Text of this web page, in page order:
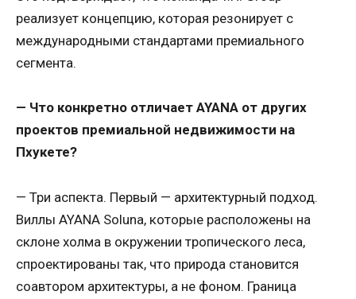
реализует концепцию, которая резонирует с
международными стандартами премиального
сегмента.
— Что конкретно отличает AYANA от других
проектов премиальной недвижимости на
Пхукете?
— Три аспекта. Первый — архитектурный подход.
Виллы AYANA Soluna, которые расположены на
склоне холма в окружении тропического леса,
спроектированы так, что природа становится
соавтором архитектуры, а не фоном. Граница